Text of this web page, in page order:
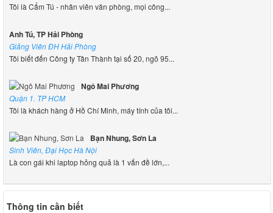
Tôi là Cẩm Tú - nhân viên văn phòng, mọi công...
Anh Tú, TP Hải Phòng
Giảng Viên ĐH Hải Phòng
Tôi biết đến Công ty Tân Thành tại số 20, ngõ 95...
Ngô Mai Phương
Quận 1. TP HCM
Tôi là khách hàng ở Hồ Chí Minh, máy tính của tôi...
Bạn Nhung, Sơn La
Sinh Viên, Đại Học Hà Nội
Là con gái khi laptop hỏng quả là 1 vấn đề lớn,...
Thông tin cần biết